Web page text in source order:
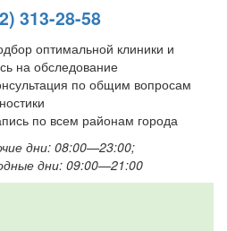
313-28-58
оптимальной клиники и
на обследование
по общим вопросам
по всем районам города
дни: 08:00—23:00;
дни: 09:00—21:00